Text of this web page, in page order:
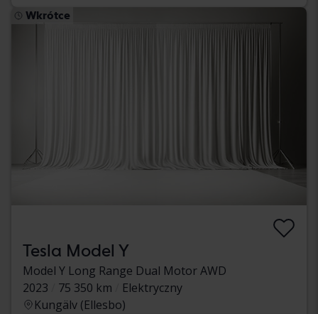
Wkrótce
Tesla Model Y
Model Y Long Range Dual Motor AWD
2023
75 350 km
Elektryczny
Kungälv (Ellesbo)